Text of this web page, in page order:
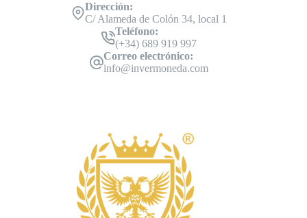
Dirección:
C/ Alameda de Colón 34, local 1
Teléfono:
(+34) 689 919 997
Correo electrónico:
info@invermoneda.com